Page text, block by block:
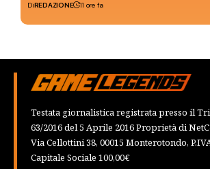
DiREDAZIONE 11 ore fa
Testata giornalistica registrata presso il
63/2016 del 5 Aprile 2016 Proprietà di
Via Cellottini 38, 00015 Monterotondo,
Capitale Sociale 100,00€